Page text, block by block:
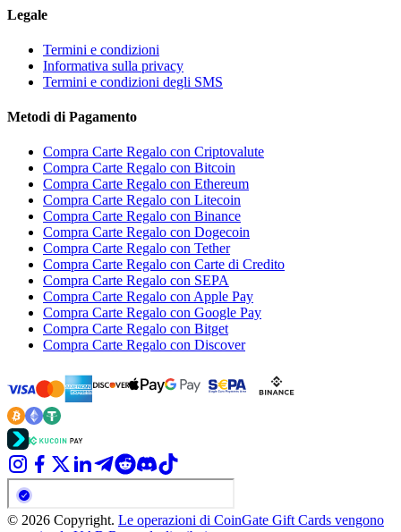
Legale
Termini e condizioni
Informativa sulla privacy
Termini e condizioni degli SMS
Metodi di Pagamento
Compra Carte Regalo con Criptovalute
Compra Carte Regalo con Bitcoin
Compra Carte Regalo con Ethereum
Compra Carte Regalo con Litecoin
Compra Carte Regalo con Binance
Compra Carte Regalo con Dogecoin
Compra Carte Regalo con Tether
Compra Carte Regalo con Carte di Credito
Compra Carte Regalo con SEPA
Compra Carte Regalo con Apple Pay
Compra Carte Regalo con Google Pay
Compra Carte Regalo con Bitget
Compra Carte Regalo con Discover
© 2026 Copyright. Le operazioni di CoinGate Gift Cards vengono